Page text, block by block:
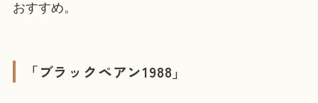
おすすめ。
「ブラックペアン1988」